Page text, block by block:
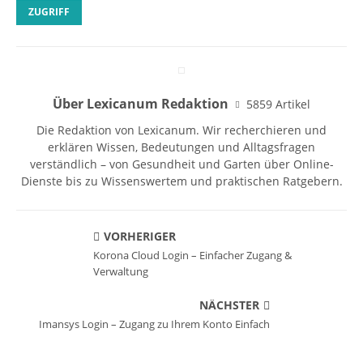
ZUGRIFF
Über Lexicanum Redaktion
5859 Artikel
Die Redaktion von Lexicanum. Wir recherchieren und
erklären Wissen, Bedeutungen und Alltagsfragen
verständlich – von Gesundheit und Garten über Online-
Dienste bis zu Wissenswertem und praktischen Ratgebern.
VORHERIGER
Korona Cloud Login – Einfacher Zugang &
Verwaltung
NÄCHSTER
Imansys Login – Zugang zu Ihrem Konto Einfach